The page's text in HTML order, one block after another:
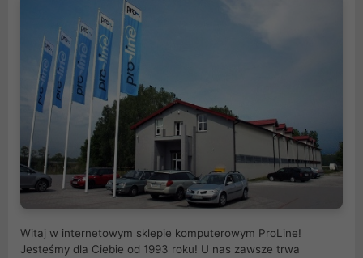
Witaj w internetowym sklepie komputerowym ProLine!
Jesteśmy dla Ciebie od 1993 roku! U nas zawsze trwa